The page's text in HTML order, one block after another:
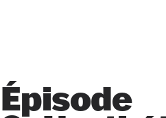
Épisode